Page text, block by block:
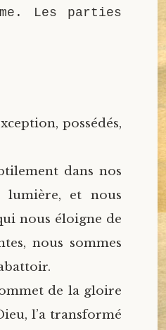
Les parties
possédés,
dans nos
et nous
nous éloigne de
nous sommes
de la gloire
l’a transformé